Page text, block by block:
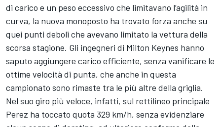
di carico e un peso eccessivo che limitavano l’agilità in
curva, la nuova monoposto ha trovato forza anche su
quei punti deboli che avevano limitato la vettura della
scorsa stagione. Gli ingegneri di Milton Keynes hanno
saputo aggiungere carico efficiente, senza vanificare le
ottime velocità di punta, che anche in questa
campionato sono rimaste tra le più altre della griglia.
Nel suo giro più veloce, infatti, sul rettilineo principale
Perez ha toccato quota 329 km/h, senza evidenziare